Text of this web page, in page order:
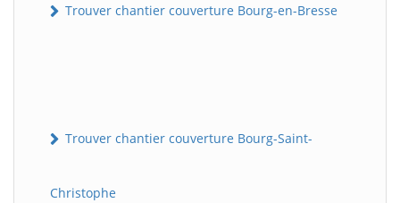
Trouver chantier couverture Bourg-en-Bresse
Trouver chantier couverture Bourg-Saint-
Christophe